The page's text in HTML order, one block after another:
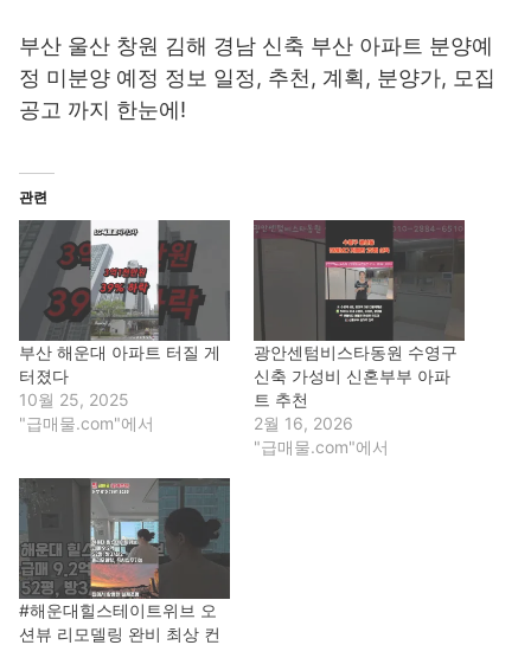
부산 울산 창원 김해 경남 신축 부산 아파트 분양예
정 미분양 예정 정보 일정, 추천, 계획, 분양가, 모집
공고 까지 한눈에!
관련
부산 해운대 아파트 터질 게
터졌다
10월 25, 2025
"급매물.com"에서
광안센텀비스타동원 수영구
신축 가성비 신혼부부 아파
트 추천
2월 16, 2026
"급매물.com"에서
#해운대힐스테이트위브 오
션뷰 리모델링 완비 최상 컨